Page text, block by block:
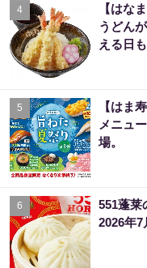
4
【はな
うどん
える日も
5
【はま
メニュ
場。
6
551蓬莱
2026年7